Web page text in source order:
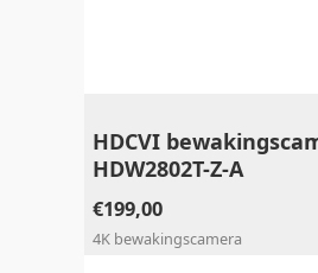
HDCVI
HDW2802T-Z-A
€199,00
4K bewakingscamera